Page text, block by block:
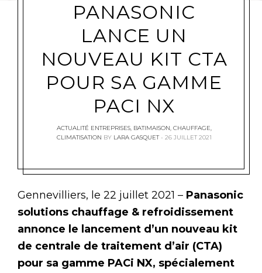
PANASONIC
LANCE UN
NOUVEAU KIT CTA
POUR SA GAMME
PACI NX
ACTUALITÉ ENTREPRISES, BATIMAISON, CHAUFFAGE,
CLIMATISATION BY LARA GASQUET 26 JUILLET 2021
Gennevilliers, le 22 juillet 2021 – Panasonic
solutions chauffage & refroidissement
annonce le lancement d’un nouveau kit
de centrale de traitement d’air (CTA)
pour sa gamme PACi NX, spécialement